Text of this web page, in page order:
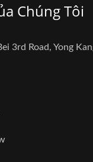
Chúng Tôi
3rd Road, Yong